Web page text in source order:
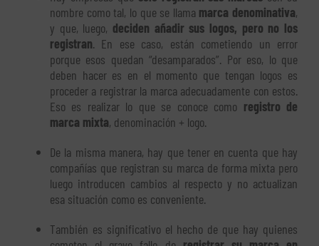
nombre como tal, lo que se llama marca denominativa,
y que, luego, deciden añadir sus logos, pero no los
registran. En ese caso, están cometiendo un error
porque esos quedan “desamparados”. Por eso, lo que
deben hacer es en el momento que tengan logos es
proceder a registrar la marca adecuadamente con estos.
Eso es realizar lo que se conoce como registro de
marca mixta, denominación + logo.
De la misma manera, hay que tener en cuenta que hay
compañías que registran su marca de forma mixta pero
luego introducen cambios al respecto y no actualizan
esa situación como es conveniente.
También es significativo el hecho de que hay quienes